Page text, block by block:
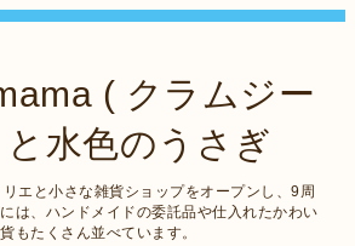
( クラムジー
水色のうさぎ
エと小さな雑貨ショップをオープンし、9周
は、ハンドメイドの委託品や仕入れたかわい
もたくさん並べています。